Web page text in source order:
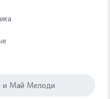
и Май Мелоди